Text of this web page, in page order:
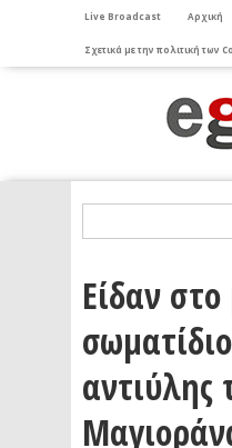
Live Broadcast Αρχική
Σχετικά με την πολιτική των
Είδαν
αντιύλης